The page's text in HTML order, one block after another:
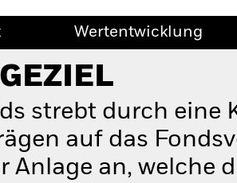
Wertentwicklung
strebt durch
auf das
Anlage an, welche